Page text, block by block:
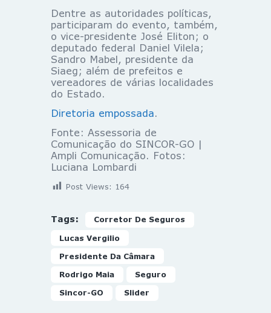
Dentre as autoridades políticas,
participaram do evento, também,
o vice-presidente José Eliton; o
deputado federal Daniel Vilela;
Sandro Mabel, presidente da
Siaeg; além de prefeitos e
vereadores de várias localidades
do Estado.
Diretoria empossada.
Fonte: Assessoria de
Comunicação do SINCOR-GO |
Ampli Comunicação. Fotos:
Luciana Lombardi
Post Views: 164
Tags: Corretor De Seguros
Lucas Vergilio
Presidente Da Câmara
Rodrigo Maia Seguro
Sincor-GO Slider